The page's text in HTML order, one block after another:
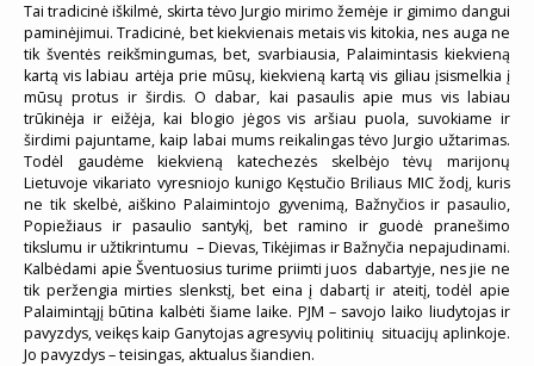
Tai tradicinė iškilmė, skirta tėvo Jurgio mirimo žemėje ir gimimo dangui
paminėjimui. Tradicinė, bet kiekvienais metais vis kitokia, nes auga ne
tik šventės reikšmingumas, bet, svarbiausia, Palaimintasis kiekvieną
kartą vis labiau artėja prie mūsų, kiekvieną kartą vis giliau įsismelkia į
mūsų protus ir širdis. O dabar, kai pasaulis apie mus vis labiau
trūkinėja ir eižėja, kai blogio jėgos vis aršiau puola, suvokiame ir
širdimi pajuntame, kaip labai mums reikalingas tėvo Jurgio užtarimas.
Todėl gaudėme kiekvieną katechezės skelbėjo tėvų marijonų
Lietuvoje vikariato vyresniojo kunigo Kęstučio Briliaus MIC žodį, kuris
ne tik skelbė, aiškino Palaimintojo gyvenimą, Bažnyčios ir pasaulio,
Popiežiaus ir pasaulio santykį, bet ramino ir guodė pranešimo
tikslumu ir užtikrintumu – Dievas, Tikėjimas ir Bažnyčia nepajudinami.
Kalbėdami apie Šventuosius turime priimti juos dabartyje, nes jie ne
tik peržengia mirties slenkstį, bet eina į dabartį ir ateitį, todėl apie
Palaimintąjį būtina kalbėti šiame laike. PJM – savojo laiko liudytojas ir
pavyzdys, veikęs kaip Ganytojas agresyvių politinių situacijų aplinkoje.
Jo pavyzdys – teisingas, aktualus šiandien.